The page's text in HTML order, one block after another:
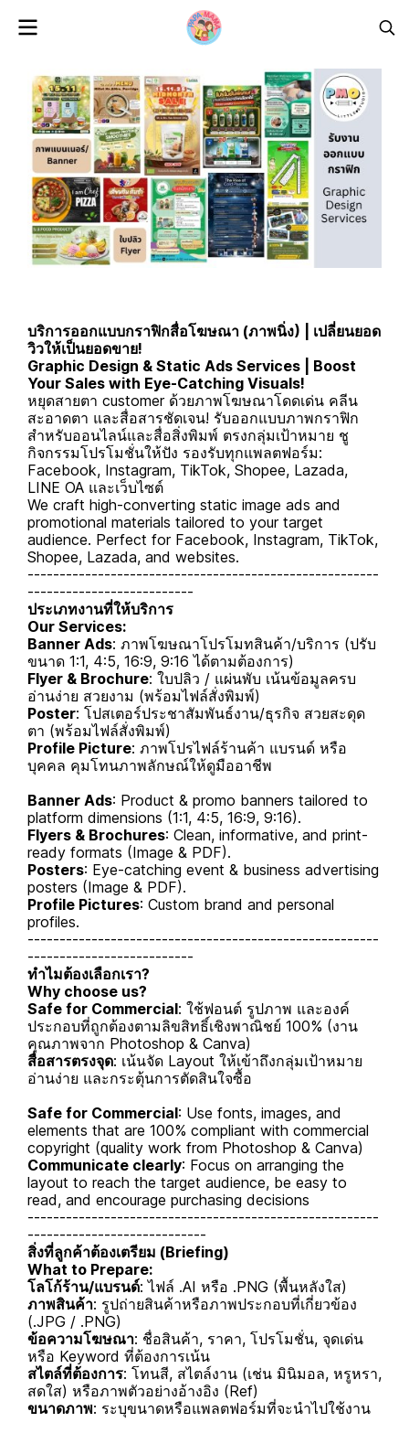
บริการออกแบบกราฟิกสื่อโฆษณา (ภาพนิ่ง) | เปลี่ยนยอด
วิวให้เป็นยอดขาย!
Graphic Design & Static Ads Services | Boost
Your Sales with Eye-Catching Visuals!
หยุดสายตา customer ด้วยภาพโฆษณาโดดเด่น คลีน
สะอาดตา และสื่อสารชัดเจน! รับออกแบบภาพกราฟิก
สำหรับออนไลน์และสื่อสิ่งพิมพ์ ตรงกลุ่มเป้าหมาย ชู
กิจกรรมโปรโมชั่นให้ปัง รองรับทุกแพลตฟอร์ม:
Facebook, Instagram, TikTok, Shopee, Lazada,
LINE OA และเว็บไซต์
We craft high-converting static image ads and
promotional materials tailored to your target
audience. Perfect for Facebook, Instagram, TikTok,
Shopee, Lazada, and websites.
-------------------------------------------------------
--------------------------
ประเภทงานที่ให้บริการ
Our Services:
Banner Ads: ภาพโฆษณาโปรโมทสินค้า/บริการ (ปรับ
ขนาด 1:1, 4:5, 16:9, 9:16 ได้ตามต้องการ)
Flyer & Brochure: ใบปลิว / แผ่นพับ เน้นข้อมูลครบ
อ่านง่าย สวยงาม (พร้อมไฟล์สั่งพิมพ์)
Poster: โปสเตอร์ประชาสัมพันธ์งาน/ธุรกิจ สวยสะดุด
ตา (พร้อมไฟล์สั่งพิมพ์)
Profile Picture: ภาพโปรไฟล์ร้านค้า แบรนด์ หรือ
บุคคล คุมโทนภาพลักษณ์ให้ดูมืออาชีพ
Banner Ads: Product & promo banners tailored to
platform dimensions (1:1, 4:5, 16:9, 9:16).
Flyers & Brochures: Clean, informative, and print-
ready formats (Image & PDF).
Posters: Eye-catching event & business advertising
posters (Image & PDF).
Profile Pictures: Custom brand and personal
profiles.
-------------------------------------------------------
--------------------------
ทำไมต้องเลือกเรา?
Why choose us?
Safe for Commercial: ใช้ฟอนต์ รูปภาพ และองค์
ประกอบที่ถูกต้องตามลิขสิทธิ์เชิงพาณิชย์ 100% (งาน
คุณภาพจาก Photoshop & Canva)
สื่อสารตรงจุด: เน้นจัด Layout ให้เข้าถึงกลุ่มเป้าหมาย
อ่านง่าย และกระตุ้นการตัดสินใจซื้อ
Safe for Commercial: Use fonts, images, and
elements that are 100% compliant with commercial
copyright (quality work from Photoshop & Canva)
Communicate clearly: Focus on arranging the
layout to reach the target audience, be easy to
read, and encourage purchasing decisions
-------------------------------------------------------
----------------------------
สิ่งที่ลูกค้าต้องเตรียม (Briefing)
What to Prepare:
โลโก้ร้าน/แบรนด์: ไฟล์ .AI หรือ .PNG (พื้นหลังใส)
ภาพสินค้า: รูปถ่ายสินค้าหรือภาพประกอบที่เกี่ยวข้อง
(.JPG / .PNG)
ข้อความโฆษณา: ชื่อสินค้า, ราคา, โปรโมชั่น, จุดเด่น
หรือ Keyword ที่ต้องการเน้น
สไตล์ที่ต้องการ: โทนสี, สไตล์งาน (เช่น มินิมอล, หรูหรา,
สดใส) หรือภาพตัวอย่างอ้างอิง (Ref)
ขนาดภาพ: ระบุขนาดหรือแพลตฟอร์มที่จะนำไปใช้งาน